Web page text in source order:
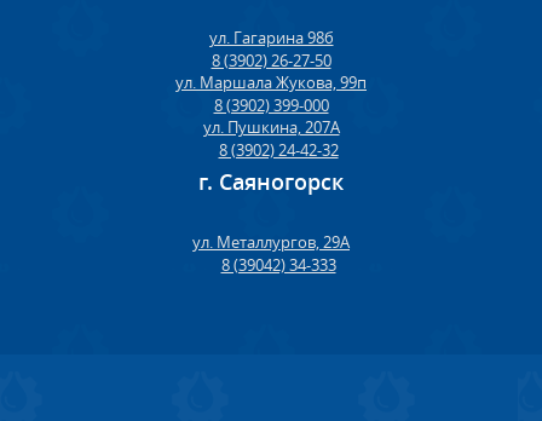
ул. Гагарина 98б
8 (3902) 26-27-50
ул. Маршала Жукова, 99п
8 (3902) 399-000
ул. Пушкина, 207А
8 (3902) 24-42-32
г. Саяногорск
ул. Металлургов, 29А
8 (39042) 34-333